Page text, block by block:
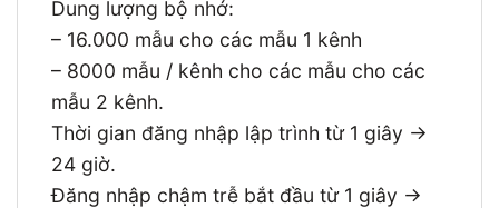
Dung lượng bộ nhớ:
– 16.000 mẫu cho các mẫu 1 kênh
– 8000 mẫu / kênh cho các mẫu cho các
mẫu 2 kênh.
Thời gian đăng nhập lập trình từ 1 giây →
24 giờ.
Đăng nhập chậm trễ bắt đầu từ 1 giây →